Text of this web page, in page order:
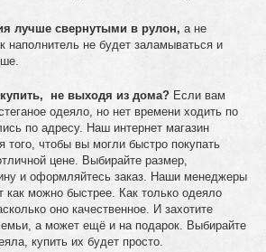
лучше свернутыми в рулон, а не
наполнитель не будет заламываться и
купить, не выходя из дома? Если вам
одеяло, но нет времени ходить по
по адресу. Наш интернет магазин
того, чтобы вы могли быстро покупать
цене. Выбирайте размер,
и оформляйтесь заказ. Наши менеджеры
как можно быстрее. Как только одеяло
оно качественное. И захотите
а может ещё и на подарок. Выбирайте
купить их будет просто.